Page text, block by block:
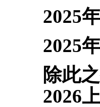
2025
2025
除此
2026